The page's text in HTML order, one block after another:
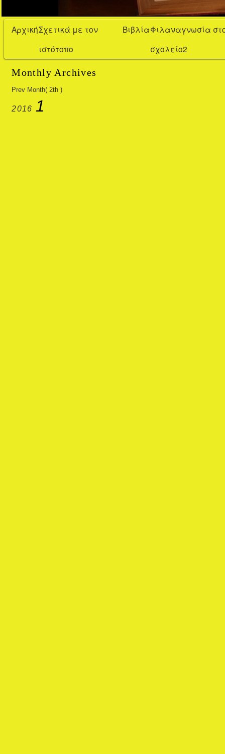
ΑρχικήΣχετικά με τον
ιστότοπο
ΒιβλίαΦιλαναγνωσία
σχολείο2
Monthly Archives
Prev Month( 2th )
2016 1